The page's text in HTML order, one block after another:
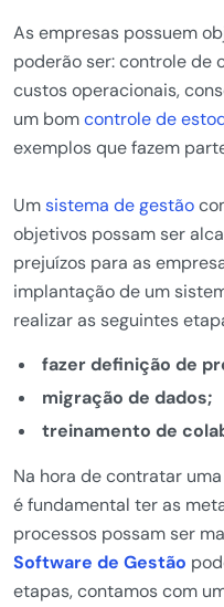
As empresas possuem
poderão ser: controle de
custos operacionais,
um bomcontrole de
exemplos que fazem
Umsistema de gestão
objetivos possam ser
prejuízos para as
implantação de um
realizar as seguintes
fazer definição de
migração de dados;
treinamento de
Na hora de contratar
é fundamental ter as
processos possam ser
Software de Gestão
etapas, contamos com